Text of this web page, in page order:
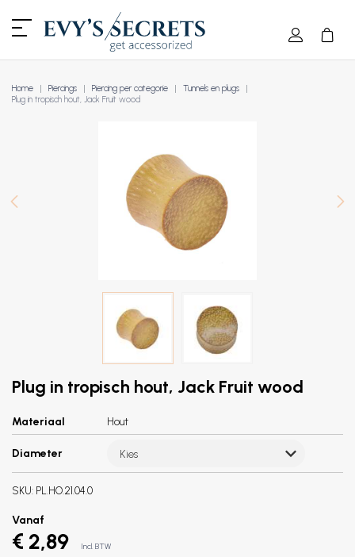
Home Piercings Piercing per categorie
Tunnels en plugs
Plug in tropisch hout, Jack Fruit wood
Plug in tropisch hout, Jack Fruit wood
Materiaal Hout
Diameter Kies
SKU: PL.HO.21.04.0
Vanaf
€ 2,89 Incl. BTW